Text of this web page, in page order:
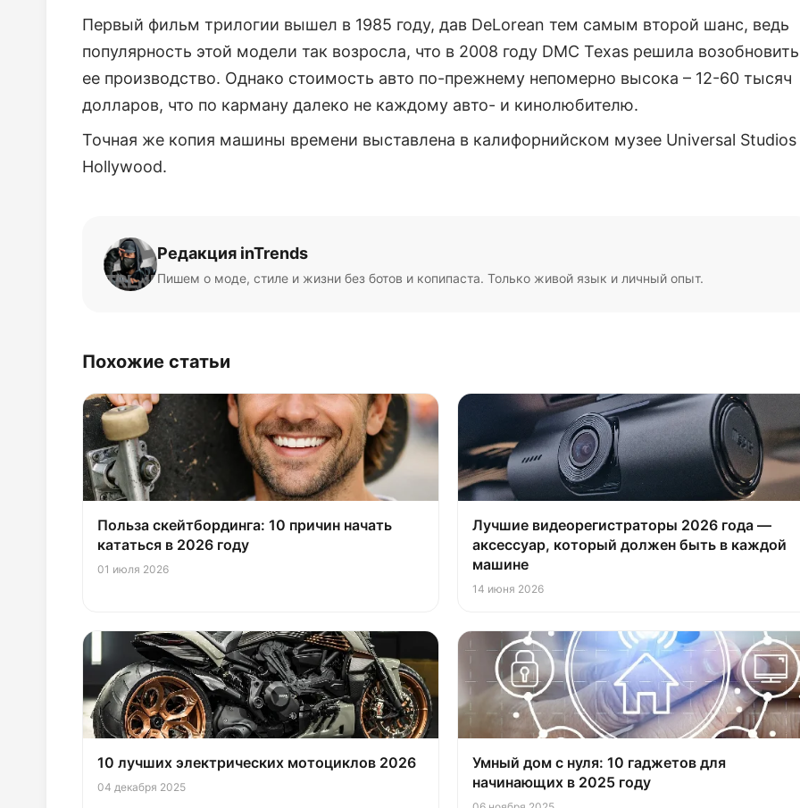
Первый фильм трилогии вышел в 1985 году, дав DeLorean тем самым второй шанс, ведь
популярность этой модели так возросла, что в 2008 году DMC Texas решила возобновить
ее производство. Однако стоимость авто по-прежнему непомерно высока – 12-60 тысяч
долларов, что по карману далеко не каждому авто- и кинолюбителю.
Точная же копия машины времени выставлена в калифорнийском музее Universal Studios
Hollywood.
Редакция inTrends
Пишем о моде, стиле и жизни без ботов и копипаста. Только живой язык и личный опыт.
Похожие статьи
Польза скейтбординга: 10 причин начать
кататься в 2026 году
01 июля 2026
Лучшие видеорегистраторы 2026 года —
аксессуар, который должен быть в каждой
машине
14 июня 2026
10 лучших электрических мотоциклов 2026
04 декабря 2025
Умный дом с нуля: 10 гаджетов для
начинающих в 2025 году